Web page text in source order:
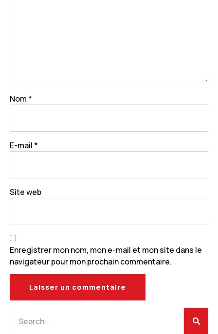
Nom *
E-mail *
Site web
Enregistrer mon nom, mon e-mail et mon site dans le
navigateur pour mon prochain commentaire.